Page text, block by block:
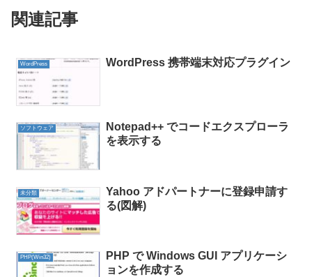
関連記事
WordPress WordPress 携帯端末対応プラグイン
ソフトウェア
Notepad++ でコードエクスプローラ
を表示する
未分類
Yahoo アドパートナーに登録申請す
る(図解)
PHP(Win32)
PHP で Windows GUI アプリケーシ
ョンを作成する